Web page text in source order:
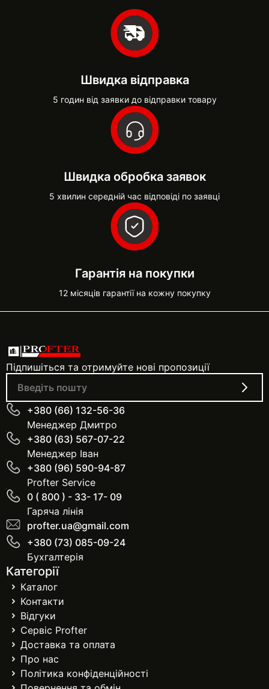
Швидка відправка
5 годин від заявки до відправки товару
Швидка обробка заявок
5 хвилин середній час відповіді по заявці
Гарантія на покупки
12 місяців гарантії на кожну покупку
Підпишіться та отримуйте нові пропозиції
+380 (66) 132-56-36
Менеджер Дмитро
+380 (63) 567-07-22
Менеджер Іван
+380 (96) 590-94-87
Profter Service
0 ( 800 ) - 33- 17- 09
Гаряча лінія
profter.ua@gmail.com
+380 (73) 085-09-24
Бухгалтерія
Категорії
Каталог
Контакти
Відгуки
Сервіс Profter
Доставка та оплата
Про нас
Політика конфіденційності